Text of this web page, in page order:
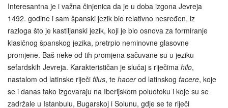
Interesantna je i važna činjenica da je u doba izgona Jevreja
1492. godine i sam španski jezik bio relativno nesređen, iz
razloga što je kastiljanski jezik, koji je bio osnova za formiranje
klasičnog španskog jezika, pretrpio neminovne glasovne
promjene. Baš neke od tih promjena sačuvane su u jeziku
sefardskih Jevreja. Karakterističan je slučaj s riječima hilo,
nastalom od latinske riječi filus, te hacerod latinskog facere, koje
se i danas tako izgovaraju na Iberijskom poluotoku i koje su se
zadržale u Istanbulu, Bugarskoj i Solunu, gdje se te riječi